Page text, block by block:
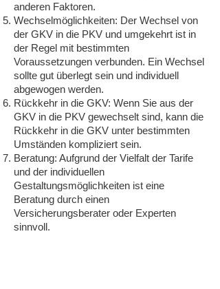
anderen Faktoren.
Wechselmöglichkeiten: Der Wechsel von
der GKV in die PKV und umgekehrt ist in
der Regel mit bestimmten
Voraussetzungen verbunden. Ein Wechsel
sollte gut überlegt sein und individuell
abgewogen werden.
Rückkehr in die GKV: Wenn Sie aus der
GKV in die PKV gewechselt sind, kann die
Rückkehr in die GKV unter bestimmten
Umständen kompliziert sein.
Beratung: Aufgrund der Vielfalt der Tarife
und der individuellen
Gestaltungsmöglichkeiten ist eine
Beratung durch einen
Versicherungsberater oder Experten
sinnvoll.